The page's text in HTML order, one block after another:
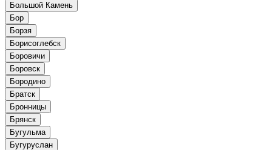
Большой Камень
Бор
Борзя
Борисоглебск
Боровичи
Боровск
Бородино
Братск
Бронницы
Брянск
Бугульма
Бугуруслан